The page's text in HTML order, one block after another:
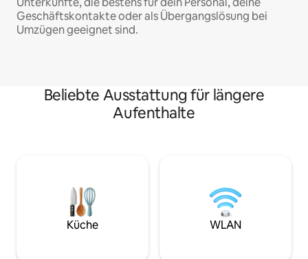
Geschäftskontakte oder als Übergangslösung bei
Umzügen geeignet sind.
Beliebte Ausstattung für längere
Aufenthalte
Küche WLAN